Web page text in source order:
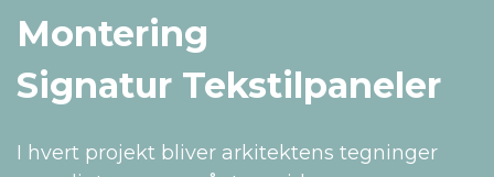
Montering
Signatur Tekstilpaneler
I hvert projekt bliver arkitektens tegninger